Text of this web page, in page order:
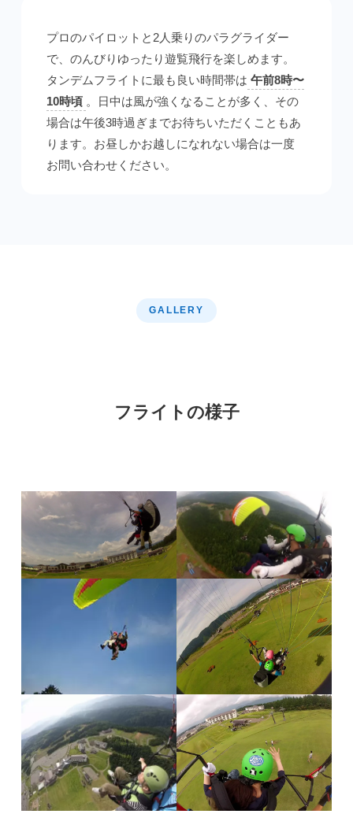
プロのパイロットと2人乗りのパラグライダー
で、のんびりゆったり遊覧飛行を楽しめます。
タンデムフライトに最も良い時間帯は 午前8時〜
10時頃 。日中は風が強くなることが多く、その
場合は午後3時過ぎまでお待ちいただくこともあ
ります。お昼しかお越しになれない場合は一度
お問い合わせください。
GALLERY
フライトの様子